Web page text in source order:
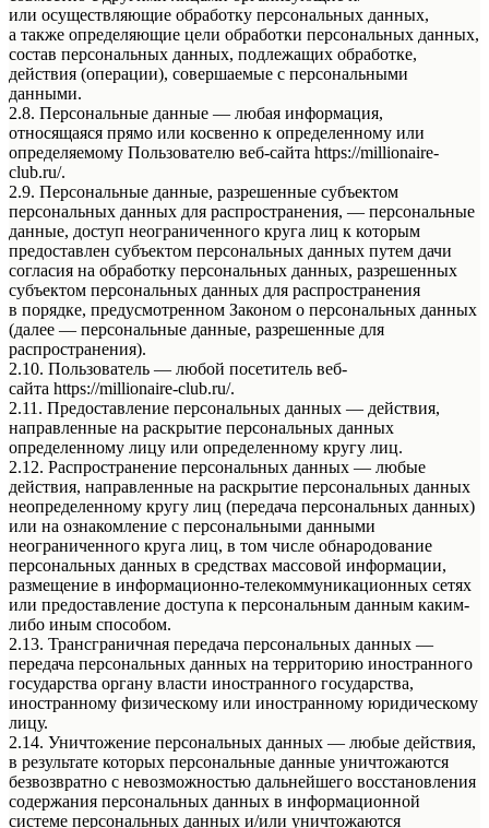
или осуществляющие обработку персональных данных,
а также определяющие цели обработки персональных данных,
состав персональных данных, подлежащих обработке,
действия (операции), совершаемые с персональными
данными.
2.8. Персональные данные — любая информация,
относящаяся прямо или косвенно к определенному или
определяемому Пользователю веб-сайта https://millionaire-
club.ru/.
2.9. Персональные данные, разрешенные субъектом
персональных данных для распространения, — персональные
данные, доступ неограниченного круга лиц к которым
предоставлен субъектом персональных данных путем дачи
согласия на обработку персональных данных, разрешенных
субъектом персональных данных для распространения
в порядке, предусмотренном Законом о персональных данных
(далее — персональные данные, разрешенные для
распространения).
2.10. Пользователь — любой посетитель веб-
сайта https://millionaire-club.ru/.
2.11. Предоставление персональных данных — действия,
направленные на раскрытие персональных данных
определенному лицу или определенному кругу лиц.
2.12. Распространение персональных данных — любые
действия, направленные на раскрытие персональных данных
неопределенному кругу лиц (передача персональных данных)
или на ознакомление с персональными данными
неограниченного круга лиц, в том числе обнародование
персональных данных в средствах массовой информации,
размещение в информационно-телекоммуникационных сетях
или предоставление доступа к персональным данным каким-
либо иным способом.
2.13. Трансграничная передача персональных данных —
передача персональных данных на территорию иностранного
государства органу власти иностранного государства,
иностранному физическому или иностранному юридическому
лицу.
2.14. Уничтожение персональных данных — любые действия,
в результате которых персональные данные уничтожаются
безвозвратно с невозможностью дальнейшего восстановления
содержания персональных данных в информационной
системе персональных данных и/или уничтожаются